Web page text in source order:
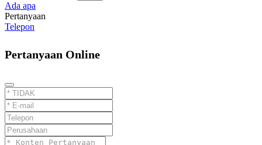
Ada apa
Pertanyaan
Telepon
Pertanyaan Online